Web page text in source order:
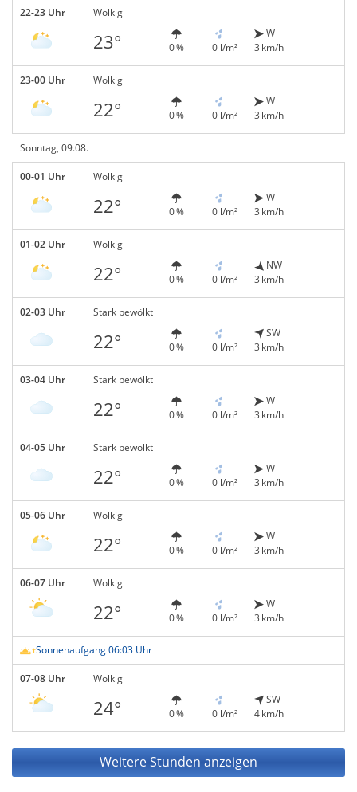
22-23 Uhr Wolkig
23° 0 % 0 l/m²
W
3 km/h
23-00 Uhr Wolkig
22° 0 % 0 l/m²
W
3 km/h
Sonntag, 09.08.
00-01 Uhr Wolkig
22° 0 % 0 l/m²
W
3 km/h
01-02 Uhr Wolkig
22° 0 % 0 l/m²
NW
3 km/h
02-03 Uhr Stark bewölkt
22° 0 % 0 l/m²
SW
3 km/h
03-04 Uhr Stark bewölkt
22° 0 % 0 l/m²
W
3 km/h
04-05 Uhr Stark bewölkt
22° 0 % 0 l/m²
W
3 km/h
05-06 Uhr Wolkig
22° 0 % 0 l/m²
W
3 km/h
06-07 Uhr Wolkig
22° 0 % 0 l/m²
W
3 km/h
Sonnenaufgang 06:03 Uhr
07-08 Uhr Wolkig
24° 0 % 0 l/m²
SW
4 km/h
Weitere Stunden anzeigen